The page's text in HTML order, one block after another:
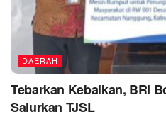
DAERAH
Tebarkan Kebaikan, BRI
Salurkan TJSL